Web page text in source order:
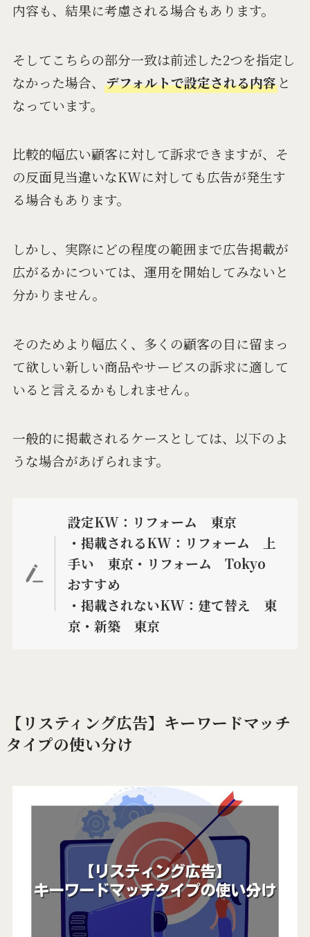
内容も、結果に考慮される場合もあります。
そしてこちらの部分一致は前述した2つを指定し
なかった場合、 デフォルトで設定される内容と
なっています。
比較的幅広い顧客に対して訴求できますが、そ
の反面見当違いなKWに対しても広告が発生す
る場合もあります。
しかし、実際にどの程度の範囲まで広告掲載が
広がるかについては、運用を開始してみないと
分かりません。
そのためより幅広く、多くの顧客の目に留まっ
て欲しい新しい商品やサービスの訴求に適して
いると言えるかもしれません。
一般的に掲載されるケースとしては、以下のよ
うな場合があげられます。
設定KW：リフォーム 東京
・掲載されるKW：リフォーム 上
手い 東京・リフォーム Tokyo
おすすめ
・掲載されないKW：建て替え 東
京・新築 東京
【リスティング広告】キーワードマッチ
タイプの使い分け